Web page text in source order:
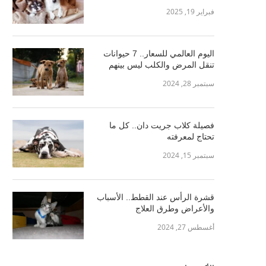
فبراير 19, 2025
اليوم العالمي للسعار.. 7 حيوانات
تنقل المرض والكلب ليس بينهم
سبتمبر 28, 2024
فصيلة كلاب جريت دان.. كل ما
تحتاج لمعرفته
سبتمبر 15, 2024
قشرة الرأس عند القطط.. الأسباب
والأعراض وطرق العلاج
أغسطس 27, 2024